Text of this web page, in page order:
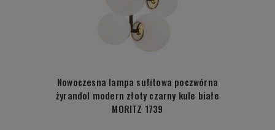
Nowoczesna lampa sufitowa poczwórna
żyrandol modern złoty czarny kule białe
MORITZ 1739